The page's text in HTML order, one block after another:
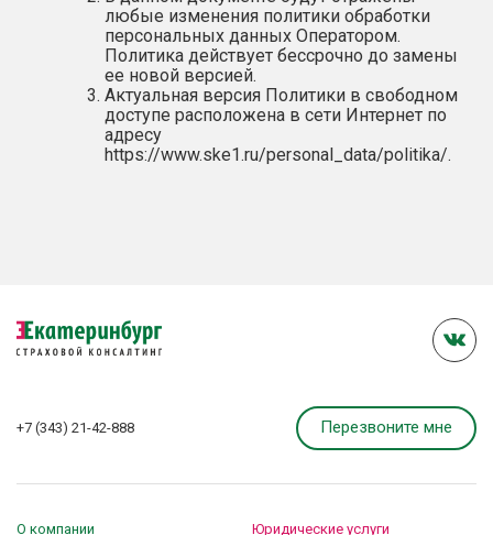
любые изменения политики обработки
персональных данных Оператором.
Политика действует бессрочно до замены
ее новой версией.
Актуальная версия Политики в свободном
доступе расположена в сети Интернет по
адресу
https://www.ske1.ru/personal_data/politika/.
+7 (343) 21-42-888 Перезвоните мне
О компании Юридические услуги